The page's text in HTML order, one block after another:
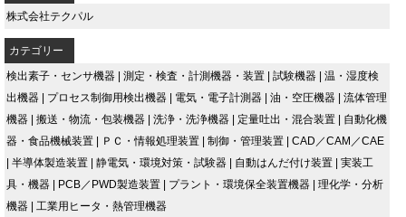
株式会社テクパル
カテゴリー
検出素子・センサ機器 | 測定・検査・計測機器・装置 | 試験機器 | 温・湿度検
出機器 | プロセス制御用検出機器 | 電気・電子計測器 | 油・空圧機器 | 流体管理
機器 | 搬送・物流・包装機器 | 洗浄・洗浄機器 | 定量吐出・混合装置 | 自動化機
器・食品機械装置 | ＰＣ・情報処理装置 | 制御・管理装置 | CAD／CAM／CAE
| 半導体製造装置 | 静電気・環境対策・試験器 | 自動はんだ付け装置 | 実装工
具・機器 | PCB／PWD製造装置 | プラント・環境保全装置機器 | 理化学・分析
機器 | 工業用ヒータ・熱管理機器